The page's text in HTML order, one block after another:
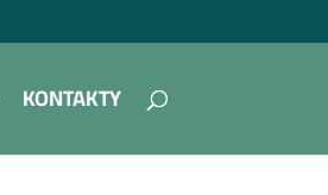
KONTAKTY